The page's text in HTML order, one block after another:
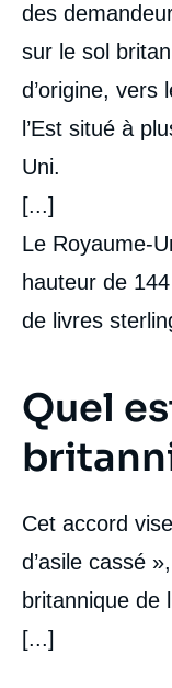
des
sur le sol
d’origine, vers
l’Est situé à
Uni.
[...]
Le Royaume-
hauteur de
de livres
Quel
Cet accord
d’asile cassé
britannique de
[...]